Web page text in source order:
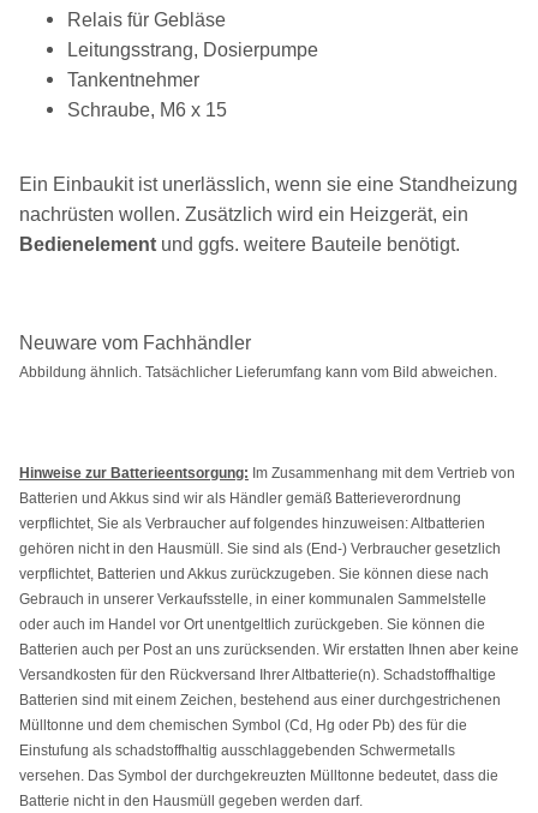
Relais für Gebläse
Leitungsstrang, Dosierpumpe
Tankentnehmer
Schraube, M6 x 15
Ein Einbaukit ist unerlässlich, wenn sie eine Standheizung
nachrüsten wollen. Zusätzlich wird ein Heizgerät, ein
Bedienelement und ggfs. weitere Bauteile benötigt.
Neuware vom Fachhändler
Abbildung ähnlich. Tatsächlicher Lieferumfang kann vom Bild abweichen.
Hinweise zur Batterieentsorgung: Im Zusammenhang mit dem Vertrieb von
Batterien und Akkus sind wir als Händler gemäß Batterieverordnung
verpflichtet, Sie als Verbraucher auf folgendes hinzuweisen: Altbatterien
gehören nicht in den Hausmüll. Sie sind als (End-) Verbraucher gesetzlich
verpflichtet, Batterien und Akkus zurückzugeben. Sie können diese nach
Gebrauch in unserer Verkaufsstelle, in einer kommunalen Sammelstelle
oder auch im Handel vor Ort unentgeltlich zurückgeben. Sie können die
Batterien auch per Post an uns zurücksenden. Wir erstatten Ihnen aber keine
Versandkosten für den Rückversand Ihrer Altbatterie(n). Schadstoffhaltige
Batterien sind mit einem Zeichen, bestehend aus einer durchgestrichenen
Mülltonne und dem chemischen Symbol (Cd, Hg oder Pb) des für die
Einstufung als schadstoffhaltig ausschlaggebenden Schwermetalls
versehen. Das Symbol der durchgekreuzten Mülltonne bedeutet, dass die
Batterie nicht in den Hausmüll gegeben werden darf.